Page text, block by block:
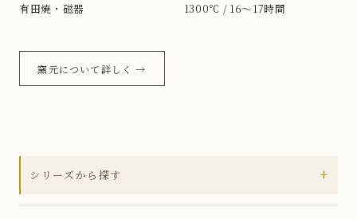
有田焼・磁器 1300℃ / 16〜17時間
窯元について詳しく →
シリーズから探す +
全ての商品